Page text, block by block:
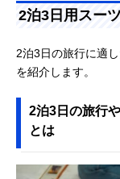
2泊3日用スー
2泊3日の旅行に適
を紹介します。
2泊3日の旅行
とは